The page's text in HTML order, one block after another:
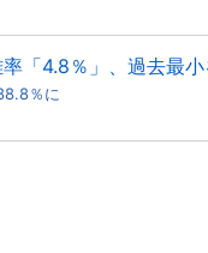
率「4.8％」、過去最
％に